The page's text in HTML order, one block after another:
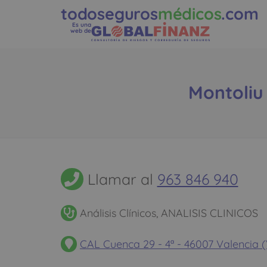
todosegurosmédicos.com
Es una
web de
Montoliu
Llamar al 963 846 940
Análisis Clínicos, ANALISIS CLINICOS
CAL Cuenca 29 - 4ª - 46007 Valencia